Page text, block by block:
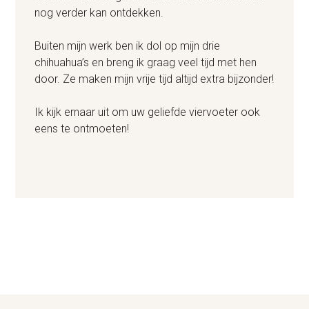
nog verder kan ontdekken.
Buiten mijn werk ben ik dol op mijn drie
chihuahua’s en breng ik graag veel tijd met hen
door. Ze maken mijn vrije tijd altijd extra bijzonder!
Ik kijk ernaar uit om uw geliefde viervoeter ook
eens te ontmoeten!